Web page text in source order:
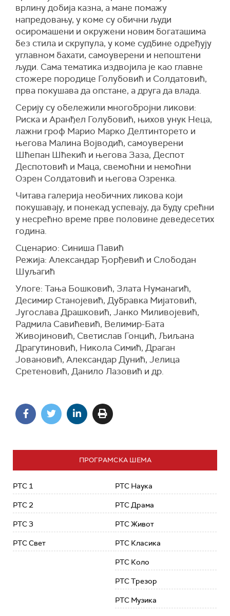
врлину добија казна, а мане помажу
напредовању, у коме су обични људи
осиромашени и окружени новим богаташима
без стила и скрупула, у коме судбине одређују
углавном бахати, самоуверени и непоштени
људи. Сама тематика издвојила је као главне
стожере породице Голубовић и Солдатовић,
прва покушава да опстане, а друга да влада.
Серију су обележили многобројни ликови:
Риска и Аранђел Голубовић, њихов унук Неца,
лажни гроф Марио Марко Делтинторето и
његова Малина Војводић, самоуверени
Шћепан Шћекић и његова Заза, Деспот
Деспотовић и Маца, свемоћни и немоћни
Озрен Солдатовић и његова Озренка.
Читава галерија необичних ликова који
покушавају, и понекад успевају, да буду срећни
у несрећно време прве половине деведесетих
година.
Сценарио: Синиша Павић
Режија: Александар Ђорђевић и Слободан
Шуљагић
Улоге: Тања Бошковић, Злата Нуманагић,
Десимир Станојевић, Дубравка Мијатовић,
Југослава Драшковић, Јанко Миливојевић,
Радмила Савићевић, Велимир-Бата
Живојиновић, Светислав Гонцић, Љиљана
Драгутиновић, Никола Симић, Драган
Јовановић, Александар Дунић, Јелица
Сретеновић, Данило Лазовић и др.
ПРОГРАМСКА ШЕМА
РТС 1
РТС 2
РТС 3
РТС Свет
РТС Наука
РТС Драма
РТС Живот
РТС Класика
РТС Коло
РТС Трезор
РТС Музика